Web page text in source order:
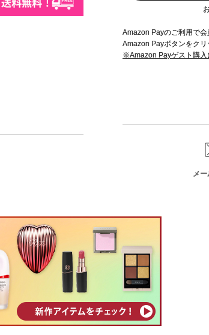
Amazon Payのご利用で
Amazon Payボタンをクリ
※Amazon Payゲスト購入
メー